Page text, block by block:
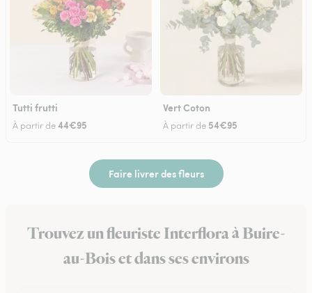
Tutti frutti
À partir de44€95
Vert Coton
À partir de 54€95
Faire livrer des fleurs
Trouvez un fleuriste Interflora à Buire-
au-Bois et dans ses environs